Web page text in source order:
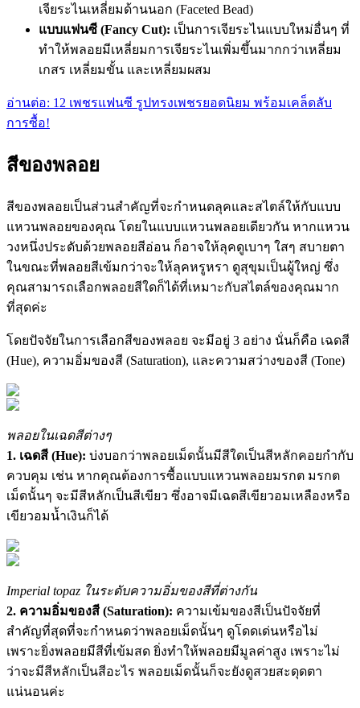
เจียระไนเหลี่ยมด้านนอก (Faceted Bead)
แบบแฟนซี (Fancy Cut): เป็นการเจียระไนแบบใหม่อื่นๆ ที่
ทำให้พลอยมีเหลี่ยมการเจียระไนเพิ่มขึ้นมากกว่าเหลี่ยม
เกสร เหลี่ยมขั้น และเหลี่ยมผสม
อ่านต่อ: 12 เพชรแฟนซี รูปทรงเพชรยอดนิยม พร้อมเคล็ดลับ
การซื้อ!
สีของพลอย
สีของพลอยเป็นส่วนสำคัญที่จะกำหนดลุคและสไตล์ให้กับแบบ
แหวนพลอยของคุณ โดยในแบบแหวนพลอยเดียวกัน หากแหวน
วงหนึ่งประดับด้วยพลอยสีอ่อน ก็อาจให้ลุคดูเบาๆ ใสๆ สบายตา
ในขณะที่พลอยสีเข้มกว่าจะให้ลุคหรูหรา ดูสุขุมเป็นผู้ใหญ่ ซึ่ง
คุณสามารถเลือกพลอยสีใดก็ได้ที่เหมาะกับสไตล์ของคุณมาก
ที่สุดค่ะ
โดยปัจจัยในการเลือกสีของพลอย จะมีอยู่ 3 อย่าง นั่นก็คือ เฉดสี
(Hue), ความอิ่มของสี (Saturation), และความสว่างของสี (Tone)
พลอยในเฉดสีต่างๆ
1. เฉดสี (Hue): บ่งบอกว่าพลอยเม็ดนั้นมีสีใดเป็นสีหลักคอยกำกับ
ควบคุม เช่น หากคุณต้องการซื้อแบบแหวนพลอยมรกต มรกต
เม็ดนั้นๆ จะมีสีหลักเป็นสีเขียว ซึ่งอาจมีเฉดสีเขียวอมเหลืองหรือ
เขียวอมน้ำเงินก็ได้
Imperial topaz ในระดับความอิ่มของสีที่ต่างกัน
2. ความอิ่มของสี (Saturation): ความเข้มของสีเป็นปัจจัยที่
สำคัญที่สุดที่จะกำหนดว่าพลอยเม็ดนั้นๆ ดูโดดเด่นหรือไม่
เพราะยิ่งพลอยมีสีที่เข้มสด ยิ่งทำให้พลอยมีมูลค่าสูง เพราะไม่
ว่าจะมีสีหลักเป็นสีอะไร พลอยเม็ดนั้นก็จะยังดูสวยสะดุดตา
แน่นอนค่ะ